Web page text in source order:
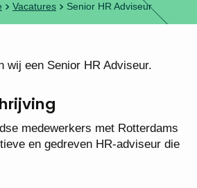
Vacatures Senior HR Adviseur
wij een Senior HR Adviseur.
medewerkers met Rotterdams
en gedreven HR-adviseur die